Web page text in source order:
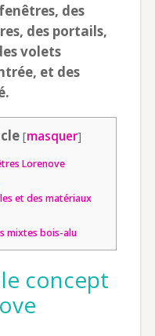
des
des portails,
volets
et des
[masquer]
Lorenove
et des matériaux
mixtes bois-alu
concept